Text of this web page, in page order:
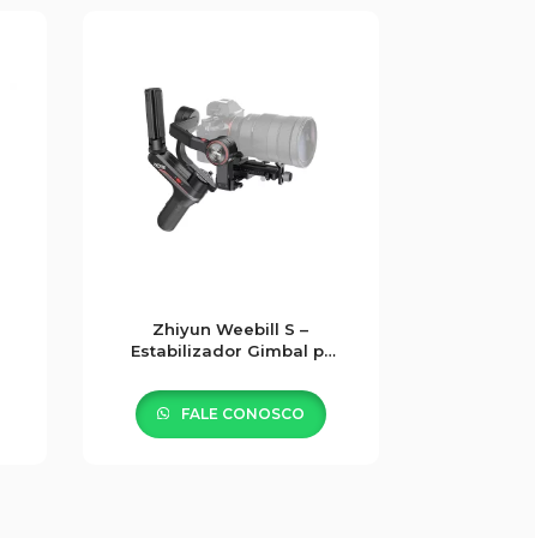
Zhiyun Weebill S –
Estabilizador Gimbal p/
FALE CONOSCO